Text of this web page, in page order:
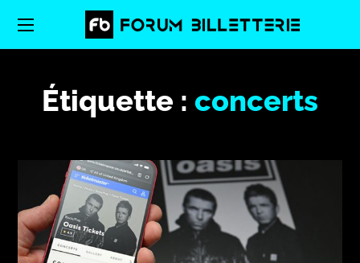
Étiquette : concerts